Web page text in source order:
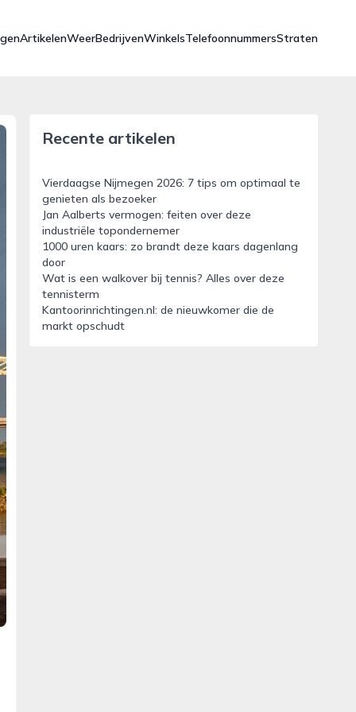
ArtikelenWeerBedrijvenWinkelsTelefoonnummersStraten
Recente artikelen
Vierdaagse Nijmegen 2026: 7 tips om optimaal te
genieten als bezoeker
Jan Aalberts vermogen: feiten over deze
industriële topondernemer
1000 uren kaars: zo brandt deze kaars dagenlang
door
Wat is een walkover bij tennis? Alles over deze
tennisterm
Kantoorinrichtingen.nl: de nieuwkomer die de
markt opschudt